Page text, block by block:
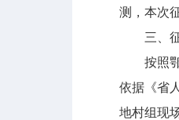
测，本次
三、征
按照鄂
依据《省
地村组现